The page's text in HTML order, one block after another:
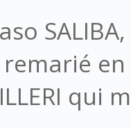
en
qui